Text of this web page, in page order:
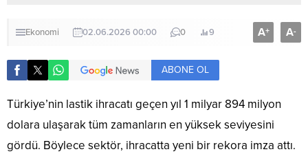
Ekonomi 02.06.2026 00:00 0 9 A+ A-
ABONE OL
Türkiye’nin lastik ihracatı geçen yıl 1 milyar 894 milyon
dolara ulaşarak tüm zamanların en yüksek seviyesini
gördü. Böylece sektör, ihracatta yeni bir rekora imza attı.